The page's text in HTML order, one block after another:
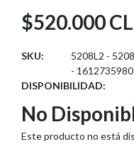
$520.000
SKU:
5208L2 -
- 1612735980
DISPONIBILIDAD:
No
Este producto no está